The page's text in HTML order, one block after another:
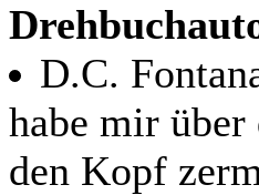
D.C.
habe mir über
den Kopf